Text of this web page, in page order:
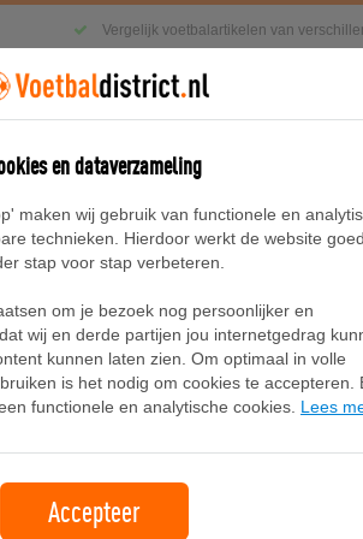
Vergelijk voetbalartikelen van
schoenen
League Fold-Over
verzendkosten
en dataverzameling
maken wij gebruik van functionele en
technieken. Hierdoor werkt de website
stap voor stap verbeteren.
om je bezoek nog persoonlijker en
wij en derde partijen jou internetgedrag
kunnen laten zien. Om optimaal in volle
is het nodig om cookies te accepteren.
functionele en analytische cookies. Lees
Accepteer